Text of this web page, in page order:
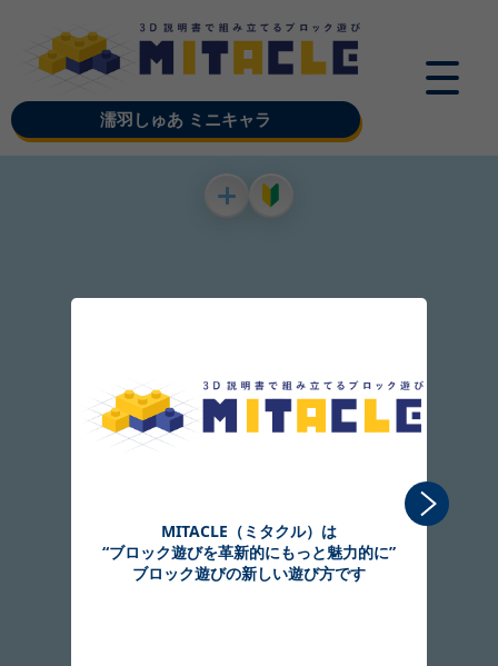
濡羽しゅあ ミニキャラ
MITACLE（ミタクル）は
“ブロック遊びを革新的にもっと魅力的に”
ブロック遊びの新しい遊び方です